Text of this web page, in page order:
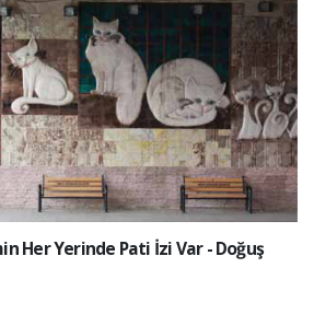
Her Yerinde Pati İzi Var - Doğuş